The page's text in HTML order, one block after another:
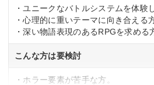
・ユニークなバトルシステムを体験
・心理的に重いテーマに向き合える方
・深い物語表現のあるRPGを求める
こんな方は要検討
・ホラー要素が苦手な方。